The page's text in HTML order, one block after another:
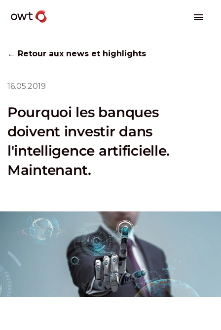
← Retour aux news et highlights
16.05.2019
Pourquoi les banques
doivent investir dans
l'intelligence artificielle.
Maintenant.